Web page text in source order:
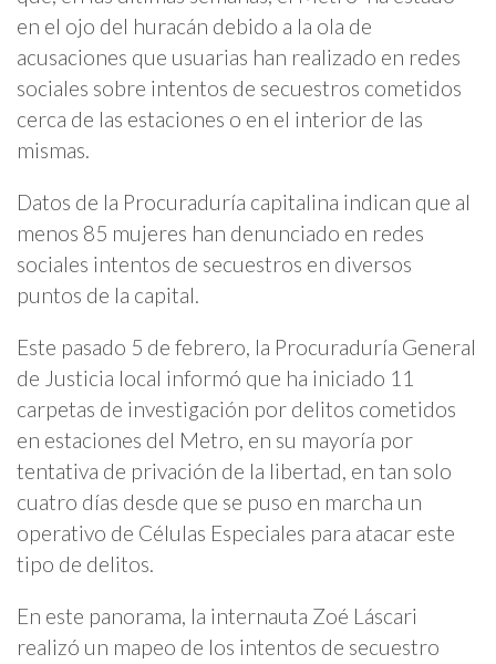
en el ojo del huracán debido a la ola de
acusaciones que usuarias han realizado en redes
sociales sobre intentos de secuestros cometidos
cerca de las estaciones o en el interior de las
mismas.
Datos de la Procuraduría capitalina indican que al
menos 85 mujeres han denunciado en redes
sociales intentos de secuestros en diversos
puntos de la capital.
Este pasado 5 de febrero, la Procuraduría General
de Justicia local informó que ha iniciado 11
carpetas de investigación por delitos cometidos
en estaciones del Metro, en su mayoría por
tentativa de privación de la libertad, en tan solo
cuatro días desde que se puso en marcha un
operativo de Células Especiales para atacar este
tipo de delitos.
En este panorama, la internauta Zoé Láscari
realizó un mapeo de los intentos de secuestro